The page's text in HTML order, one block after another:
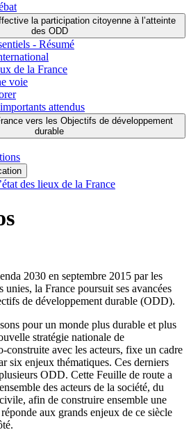
la participation citoyenne à l’atteinte
des ODD
- Résumé
de la France
voie
attendus
vers les Objectifs de développement
durable
des lieux de la France
2030 en septembre 2015 par les
unies, la France poursuit ses avancées
de développement durable (ODD).
pour un monde plus durable et plus
stratégie nationale de
construite avec les acteurs, fixe un cadre
six enjeux thématiques. Ces derniers
ODD. Cette Feuille de route a
des acteurs de la société, du
afin de construire ensemble une
aux grands enjeux de ce siècle